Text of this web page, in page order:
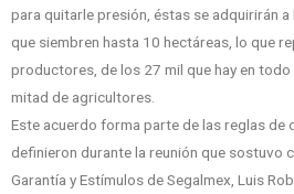
para quitarle presión, éstas se adquirirán
que siembren hasta 10 hectáreas, lo que
productores, de los 27 mil que hay en todo
mitad de agricultores.
Este acuerdo forma parte de las reglas de
definieron durante la reunión que sostuvo
Garantía y Estímulos de Segalmex, Luis